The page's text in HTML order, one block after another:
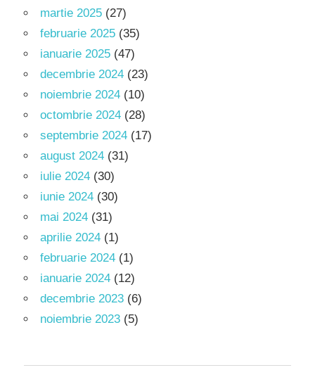
martie 2025 (27)
februarie 2025 (35)
ianuarie 2025 (47)
decembrie 2024 (23)
noiembrie 2024 (10)
octombrie 2024 (28)
septembrie 2024 (17)
august 2024 (31)
iulie 2024 (30)
iunie 2024 (30)
mai 2024 (31)
aprilie 2024 (1)
februarie 2024 (1)
ianuarie 2024 (12)
decembrie 2023 (6)
noiembrie 2023 (5)